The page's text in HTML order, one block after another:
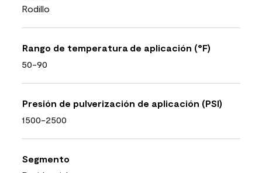
Rodillo
Rango de temperatura de aplicación (°F)
50-90
Presión de pulverización de aplicación (PSI)
1500-2500
Segmento